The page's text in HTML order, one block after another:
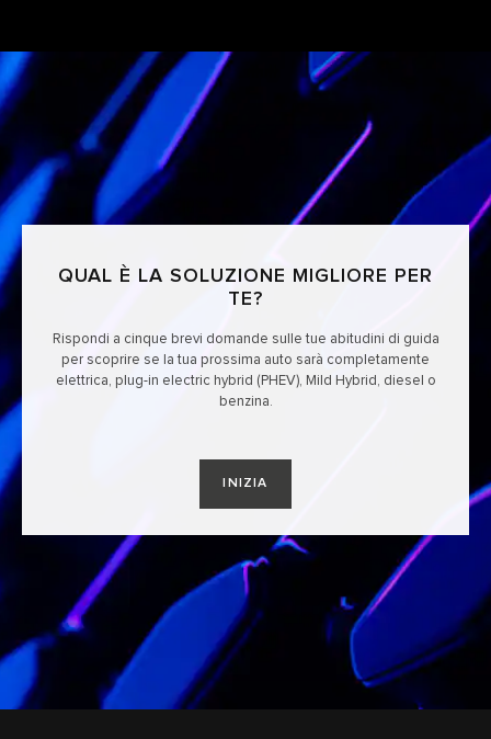
QUAL È LA SOLUZIONE MIGLIORE PER
TE?
Rispondi a cinque brevi domande sulle tue abitudini di guida
per scoprire se la tua prossima auto sarà completamente
elettrica, plug-in electric hybrid (PHEV), Mild Hybrid, diesel o
benzina.
INIZIA